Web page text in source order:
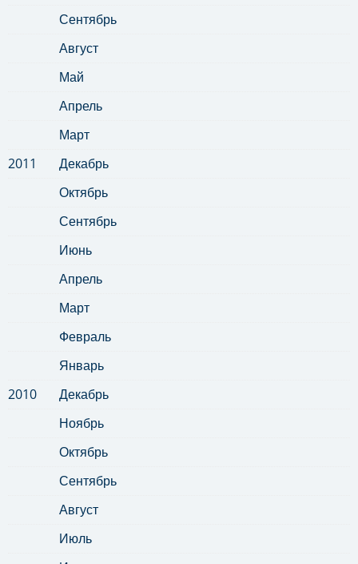
Сентябрь
Август
Май
Апрель
Март
2011
Декабрь
Октябрь
Сентябрь
Июнь
Апрель
Март
Февраль
Январь
2010
Декабрь
Ноябрь
Октябрь
Сентябрь
Август
Июль